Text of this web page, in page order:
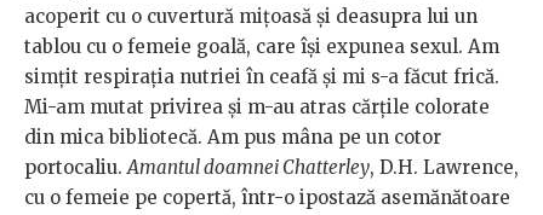
acoperit cu o cuvertură mițoasă și deasupra lui un
tablou cu o femeie goală, care își expunea sexul. Am
simțit respirația nutriei în ceafă și mi s-a făcut frică.
Mi-am mutat privirea și m-au atras cărțile colorate
din mica bibliotecă. Am pus mâna pe un cotor
portocaliu.Amantul doamnei Chatterley, D.H. Lawrence,
cu o femeie pe copertă, într-o ipostază asemănătoare